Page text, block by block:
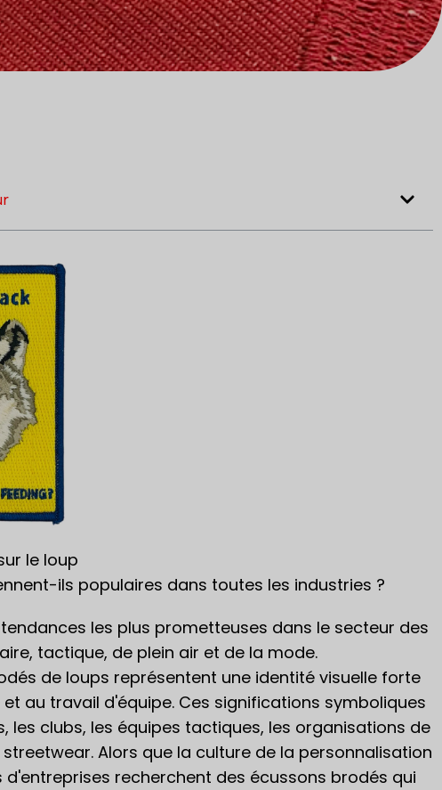
le loup
ils populaires dans toutes les industries ?
les plus prometteuses dans le secteur des
tactique, de plein air et de la mode.
de loups représentent une identité visuelle forte
au travail d'équipe. Ces significations symboliques
clubs, les équipes tactiques, les organisations de
Alors que la culture de la personnalisation
recherchent des écussons brodés qui